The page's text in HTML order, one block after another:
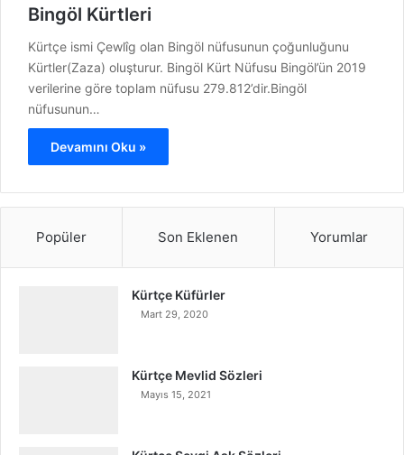
Bingöl Kürtleri
Kürtçe ismi Çewlîg olan Bingöl nüfusunun çoğunluğunu
Kürtler(Zaza) oluşturur. Bingöl Kürt Nüfusu Bingöl’ün 2019
verilerine göre toplam nüfusu 279.812’dir.Bingöl
nüfusunun…
Devamını Oku »
Popüler Son Eklenen Yorumlar
Kürtçe Küfürler
Mart 29, 2020
Kürtçe Mevlid Sözleri
Mayıs 15, 2021